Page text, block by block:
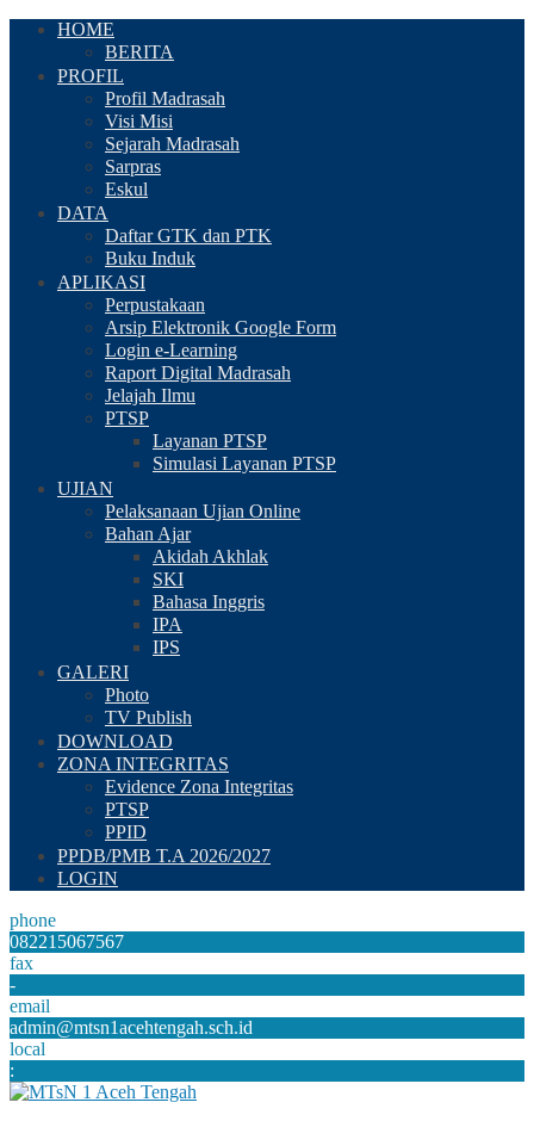
HOME
BERITA
PROFIL
Profil Madrasah
Visi Misi
Sejarah Madrasah
Sarpras
Eskul
DATA
Daftar GTK dan PTK
Buku Induk
APLIKASI
Perpustakaan
Arsip Elektronik Google Form
Login e-Learning
Raport Digital Madrasah
Jelajah Ilmu
PTSP
Layanan PTSP
Simulasi Layanan PTSP
UJIAN
Pelaksanaan Ujian Online
Bahan Ajar
Akidah Akhlak
SKI
Bahasa Inggris
IPA
IPS
GALERI
Photo
TV Publish
DOWNLOAD
ZONA INTEGRITAS
Evidence Zona Integritas
PTSP
PPID
PPDB/PMB T.A 2026/2027
LOGIN
phone
082215067567
fax
-
email
admin@mtsn1acehtengah.sch.id
local
: